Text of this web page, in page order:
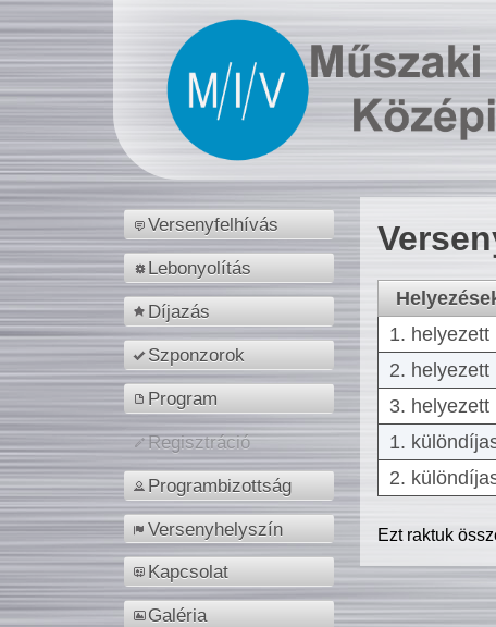
Versenyfelhívás
Lebonyolítás
Díjazás
Szponzorok
Program
Regisztráció
Programbizottság
Versenyhelyszín
Kapcsolat
Galéria
1. helyezett
2. helyezett
3. helyezett
1.
2.
Ezt raktuk